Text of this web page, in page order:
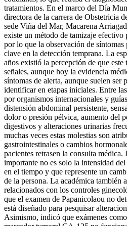
tratamientos. En el marco del Día
directora de la carrera de Obstetricia
sede Viña del Mar, Macarena
existe un método de tamizaje efectivo
por lo que la observación de síntomas
clave en la detección temprana. La
años existió la percepción de que este
señales, aunque hoy la evidencia
síntomas de alerta, aunque suelen
identificar en etapas iniciales. Entre
por organismos internacionales y
distensión abdominal persistente,
dolor o presión pélvica, aumento del
digestivos y alteraciones urinarias
muchas veces estas molestias son
gastrointestinales o cambios
pacientes retrasen la consulta
importante no es solo la intensidad
en el tiempo y que represente un
de la persona. La académica también
relacionados con los controles
que el examen de Papanicolaou no
está diseñado para pesquisar
Asimismo, indicó que exámenes